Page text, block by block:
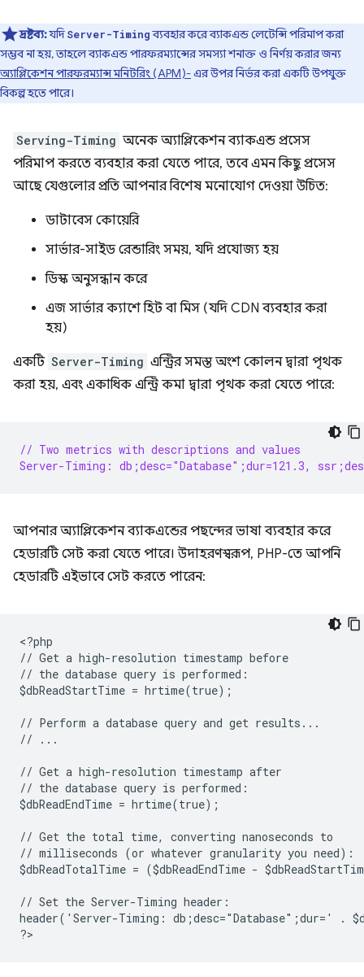
দ্রষ্টব্য:যদিServer-Timingব্যবহার করে ব্যাকএন্ড লেটেন্সি পরিমাপ করা
সম্ভব না হয়, তাহলে ব্যাকএন্ড পারফরম্যান্সের সমস্যা শনাক্ত ও নির্ণয় করার জন্য
অ্যাপ্লিকেশন পারফরম্যান্স মনিটরিং (APM)-এর উপর নির্ভর করা একটি উপযুক্ত
বিকল্প হতে পারে।
Serving-Timing অনেক অ্যাপ্লিকেশন ব্যাকএন্ড প্রসেস
পরিমাপ করতে ব্যবহার করা যেতে পারে, তবে এমন কিছু প্রসেস
আছে যেগুলোর প্রতি আপনার বিশেষ মনোযোগ দেওয়া উচিত:
ডাটাবেস কোয়েরি
সার্ভার-সাইড রেন্ডারিং সময়, যদি প্রযোজ্য হয়
ডিস্ক অনুসন্ধান করে
এজ সার্ভার ক্যাশে হিট বা মিস (যদি CDN ব্যবহার করা
হয়)
একটি Server-Timing এন্ট্রির সমস্ত অংশ কোলন দ্বারা পৃথক
করা হয়, এবং একাধিক এন্ট্রি কমা দ্বারা পৃথক করা যেতে পারে:
// Two metrics with descriptions and values
Server-Timing: db;desc="Database";dur=121.3,
আপনার অ্যাপ্লিকেশন ব্যাকএন্ডের পছন্দের ভাষা ব্যবহার করে
হেডারটি সেট করা যেতে পারে। উদাহরণস্বরূপ, PHP-তে আপনি
হেডারটি এইভাবে সেট করতে পারেন:
<?php
// Get a high-resolution timestamp before
// the database query is performed:
$dbReadStartTime = hrtime(true);
// Perform a database query and get results...
// ...
// Get a high-resolution timestamp after
// the database query is performed:
$dbReadEndTime = hrtime(true);
// Get the total time, converting nanoseconds to
// milliseconds (or whatever granularity you need):
$dbReadTotalTime = ($dbReadEndTime -
// Set the Server-Timing header:
header('Server-Timing: db;desc="Database";dur=' .
?